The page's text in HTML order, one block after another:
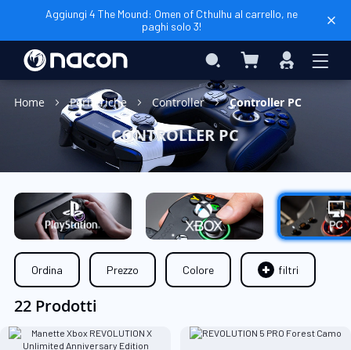
Aggiungi 4 The Mound: Omen of Cthulhu al carrello, ne
paghi solo 3!
Search Carrello Accedi
Home Periferiche Controller Controller PC
CONTROLLER PC
Ordina Prezzo Colore filtri
22 Prodotti